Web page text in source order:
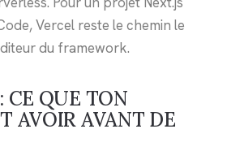
Vercel reste le chemin le
du framework.
CE QUE TON
AVOIR AVANT DE